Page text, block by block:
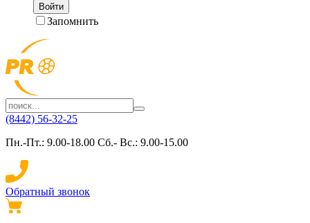
Войти
Запомнить
(8442) 56-32-25
Пн.-Пт.: 9.00-18.00 Сб.- Вс.: 9.00-15.00
Обратный звонок